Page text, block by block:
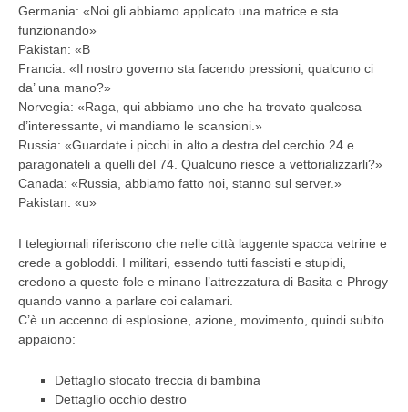
Germania: «Noi gli abbiamo applicato una matrice e sta
funzionando»
Pakistan: «B
Francia: «Il nostro governo sta facendo pressioni, qualcuno ci
da’ una mano?»
Norvegia: «Raga, qui abbiamo uno che ha trovato qualcosa
d’interessante, vi mandiamo le scansioni.»
Russia: «Guardate i picchi in alto a destra del cerchio 24 e
paragonateli a quelli del 74. Qualcuno riesce a vettorializzarli?»
Canada: «Russia, abbiamo fatto noi, stanno sul server.»
Pakistan: «u»
I telegiornali riferiscono che nelle città laggente spacca vetrine e
crede a gobloddi. I militari, essendo tutti fascisti e stupidi,
credono a queste fole e minano l’attrezzatura di Basita e Phrogy
quando vanno a parlare coi calamari.
C’è un accenno di esplosione, azione, movimento, quindi subito
appaiono:
Dettaglio sfocato treccia di bambina
Dettaglio occhio destro